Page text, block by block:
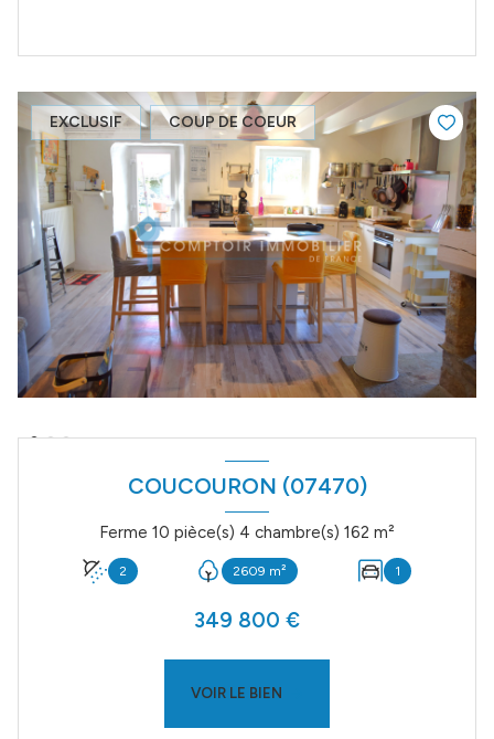
EXCLUSIF COUP DE COEUR
COUCOURON (07470)
Ferme 10 pièce(s) 4 chambre(s) 162 m²
2 2609 m² 1
349 800 €
VOIR LE BIEN